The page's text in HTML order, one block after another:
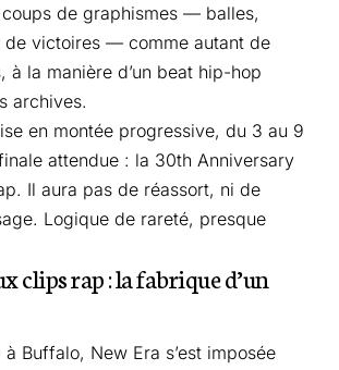
coups de graphismes — balles,
de victoires — comme autant de
à la manière d’un beat hip-hop
archives.
en montée progressive, du 3 au 9
attendue : la 30th Anniversary
Il aura pas de réassort, ni de
Logique de rareté, presque
clips rap : la fabrique d’un
à Buffalo, New Era s’est imposée